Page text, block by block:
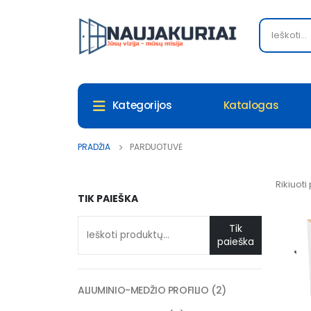
Kategorijos Katalogas
PRADŽIA PARDUOTUVĖ
Rikiuoti
TIK PAIEŠKA
Tik
paieška
ALIUMINIO-MEDŽIO PROFILIO 2